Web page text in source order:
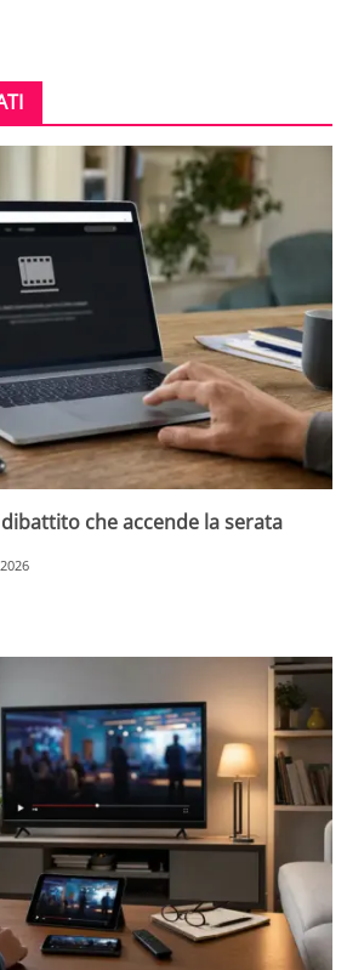
che accende la serata